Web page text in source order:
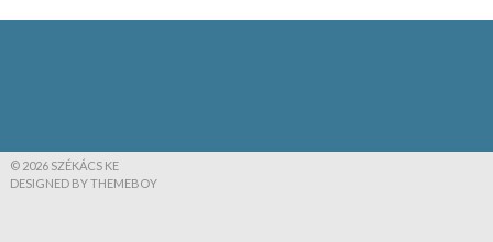
© 2026 SZÉKÁCS KE
DESIGNED BY THEMEBOY